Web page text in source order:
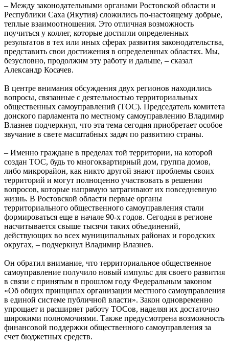
– Между законодательными органами Ростовской области и
Республики Саха (Якутия) сложились по-настоящему добрые,
теплые взаимоотношения. Это отличная возможность
поучиться у коллег, которые достигли определенных
результатов в тех или иных сферах развития законодательства,
представить свои достижения в определенных областях. Мы,
безусловно, продолжим эту работу и дальше, – сказал
Александр Косачев.
В центре внимания обсуждения двух регионов находились
вопросы, связанные с деятельностью территориальных
общественных самоуправлений (ТОС). Председатель комитета
донского парламента по местному самоуправлению Владимир
Влазнев подчеркнул, что эта тема сегодня приобретает особое
звучание в свете масштабных задач по развитию страны.
– Именно граждане в пределах той территории, на которой
создан ТОС, будь то многоквартирный дом, группа домов,
либо микрорайон, как никто другой знают проблемы своих
территорий и могут полноценно участвовать в решении
вопросов, которые напрямую затрагивают их повседневную
жизнь. В Ростовской области первые органы
территориального общественного самоуправления стали
формироваться еще в начале 90-х годов. Сегодня в регионе
насчитывается свыше тысячи таких объединений,
действующих во всех муниципальных районах и городских
округах, – подчеркнул Владимир Влазнев.
Он обратил внимание, что территориальное общественное
самоуправление получило новый импульс для своего развития
в связи с принятым в прошлом году Федеральным законом
«Об общих принципах организации местного самоуправления
в единой системе публичной власти». Закон одновременно
упрощает и расширяет работу ТОСов, наделяя их достаточно
широкими полномочиями. Также предусмотрена возможность
финансовой поддержки общественного самоуправления за
счет бюджетных средств.